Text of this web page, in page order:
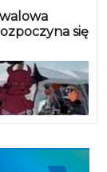
się